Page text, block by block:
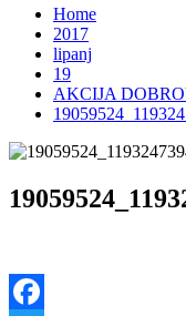
Home
2017
lipanj
19
AKCIJA